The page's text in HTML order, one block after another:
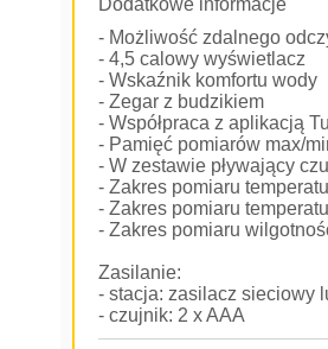
Dodatkowe informacje
- Możliwość zdalnego
- 4,5 calowy wyświetlacz
- Wskaźnik komfortu wody
- Zegar z budzikiem
- Współpraca z aplikacją
- Pamięć pomiarów max/
- W zestawie pływający
- Zakres pomiaru
- Zakres pomiaru
- Zakres pomiaru
Zasilanie:
- stacja: zasilacz sieciowy
- czujnik: 2 x AAA